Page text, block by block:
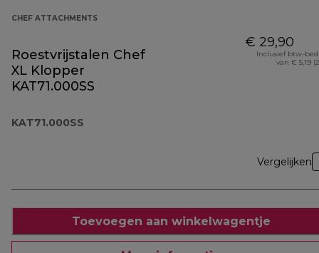
CHEF ATTACHMENTS
Roestvrijstalen Chef
XL Klopper
KAT71.000SS
KAT71.000SS
€ 29,90
Inclusief btw-
van € 5,19
Vergelijken
Toevoegen aan winkelwagentje